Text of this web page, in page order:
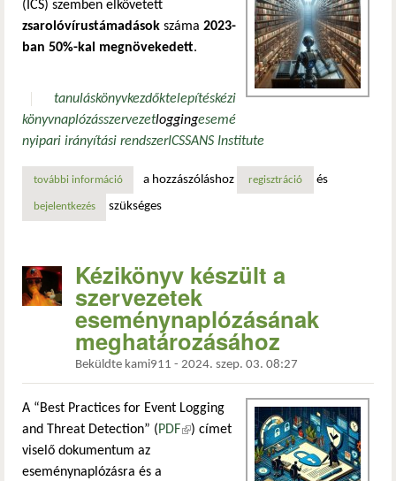
(ICS) szemben elkövetett
zsarolóvírustámadások száma 2023-
ban 50%-kal megnövekedett.
tanuláskönyvkezdőktelepítéskézi
könyvnaplózásszervezetloggingesemé
nyipari irányítási rendszerICSSANS Institute
további információsans útmutató a kritikus infrastruktúrák védelmi
a hozzászóláshoz regisztráció és
bejelentkezés szükséges
Kézikönyv készült a
szervezetek
eseménynaplózásának
meghatározásához
Beküldte kami911 - 2024. szep. 03. 08:27
A “Best Practices for Event Logging
and Threat Detection” (PDF(külső hivatkozás)
) címet
viselő dokumentum az
eseménynaplózásra és a